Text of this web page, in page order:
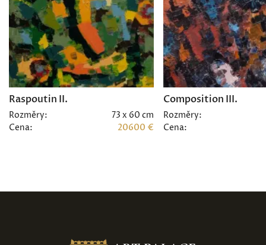
Raspoutin II.
Rozměry:
73 x 60 cm
Cena:
20600 €
Composition III.
Rozměry:
Cena: